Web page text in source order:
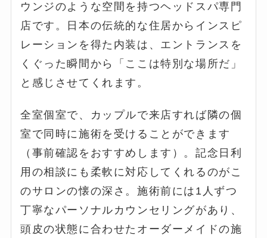
ウンジのような空間を持つヘッドスパ専門
店です。日本の伝統的な住居からインスピ
レーションを得た内装は、エントランスを
くぐった瞬間から「ここは特別な場所だ」
と感じさせてくれます。
全室個室で、カップルで来店すれば隣の個
室で同時に施術を受けることができます
（事前確認をおすすめします）。記念日利
用の相談にも柔軟に対応してくれるのがこ
のサロンの懐の深さ。施術前には1人ずつ
丁寧なパーソナルカウンセリングがあり、
頭皮の状態に合わせたオーダーメイドの施